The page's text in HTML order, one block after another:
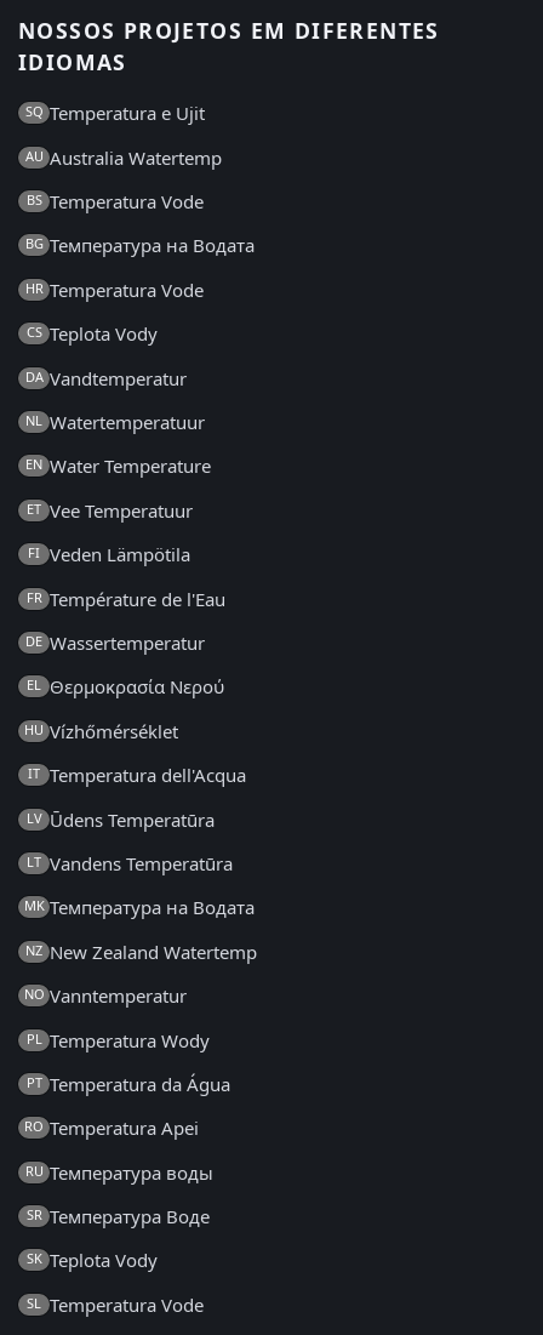
NOSSOS PROJETOS EM DIFERENTES
IDIOMAS
SQ Temperatura e Ujit
AU Australia Watertemp
BS Temperatura Vode
BG Температура на Водата
HR Temperatura Vode
CS Teplota Vody
DA Vandtemperatur
NL Watertemperatuur
EN Water Temperature
ET Vee Temperatuur
FI Veden Lämpötila
FR Température de l'Eau
DE Wassertemperatur
EL Θερμοκρασία Νερού
HU Vízhőmérséklet
IT Temperatura dell'Acqua
LV Ūdens Temperatūra
LT Vandens Temperatūra
MK Температура на Водата
NZ New Zealand Watertemp
NO Vanntemperatur
PL Temperatura Wody
PT Temperatura da Água
RO Temperatura Apei
RU Температура воды
SR Температура Воде
SK Teplota Vody
SL Temperatura Vode